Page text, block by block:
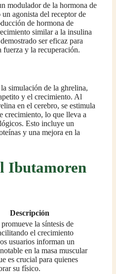
modulador de la hormona de
agonista del receptor de
de hormona de
similar a la insulina
ser eficaz para
fuerza y la recuperación.
simulación de la ghrelina,
y el crecimiento. Al
en el cerebro, se estimula
crecimiento, lo que lleva a
Esto incluye un
y una mejora en la
Ibutamoren
Descripción
la síntesis de
el crecimiento
usuarios informan un
en la masa muscular
es crucial para quienes
su físico.